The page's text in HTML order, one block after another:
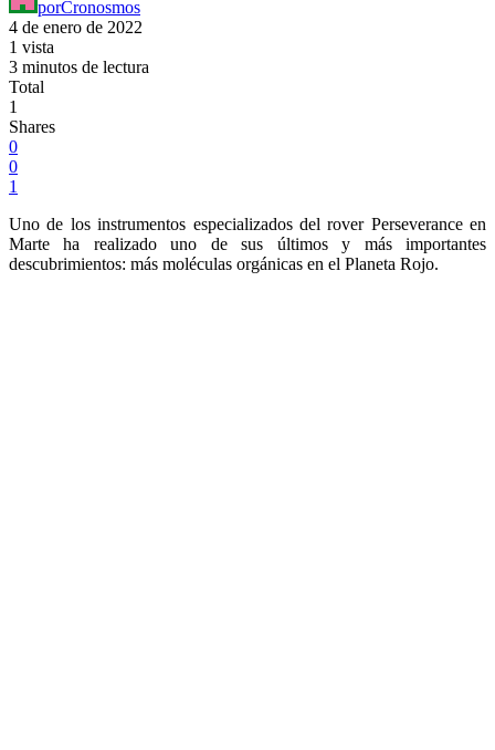
porCronosmos
4 de enero de 2022
1 vista
3 minutos de lectura
Total
1
Shares
0
0
1
Uno de los instrumentos especializados del rover Perseverance en
Marte ha realizado uno de sus últimos y más importantes
descubrimientos: más moléculas orgánicas en el Planeta Rojo.